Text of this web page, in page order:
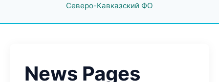
Северо-Кавказский ФО
News Pages